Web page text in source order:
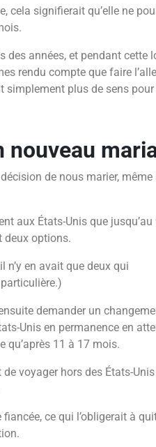
cela signifierait qu’elle ne
des années, et pendant cette
rendu compte que faire
simplement plus de sens
nouveau
de nous marier,
aux États-Unis que jusqu’au
deux options.
n’y en avait que deux qui
demander un
Unis en permanence en
qu’après 11 à 17 mois.
voyager hors des États-
ce qui l’obligerait à